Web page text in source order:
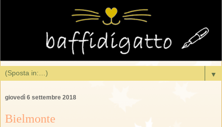
▼
giovedì 6 settembre 2018
Bielmonte